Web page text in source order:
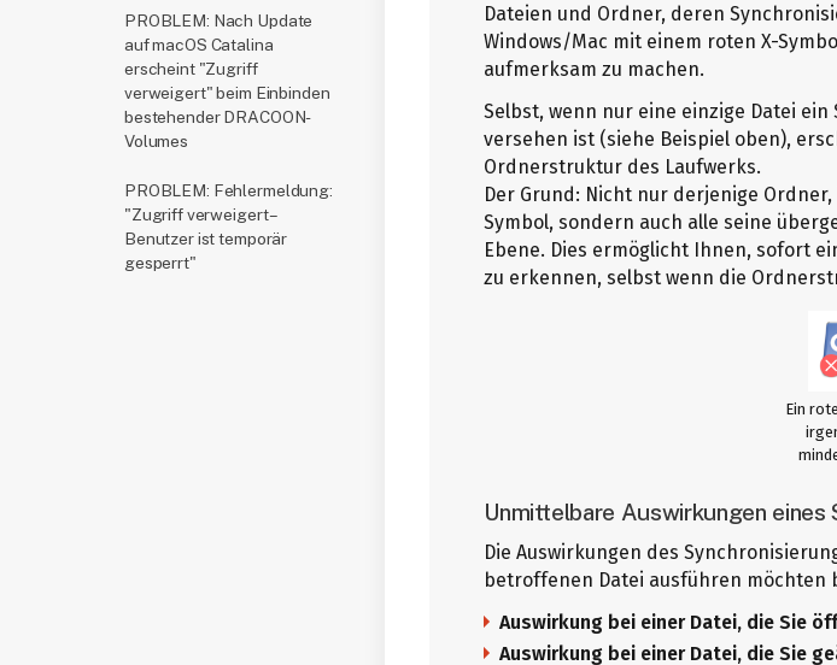
PROBLEM: Nach Update
auf macOS Catalina
erscheint "Zugriff
verweigert" beim Einbinden
bestehender DRACOON-
Volumes
PROBLEM: Fehlermeldung:
"Zugriff verweigert –
Benutzer ist temporär
gesperrt"
Dateien und Ordner, deren
Windows/Mac mit einem roten X-
aufmerksam zu machen.
Selbst, wenn nur eine einzige Datei
versehen ist (siehe Beispiel oben),
Ordnerstruktur des Laufwerks.
Der Grund: Nicht nur derjenige
Symbol, sondern auch alle seine
Ebene. Dies ermöglicht Ihnen, sofort
zu erkennen, selbst wenn die
Ein
Unmittelbare Auswirkungen eines
Die Auswirkungen des
betroffenen Datei ausführen möchten
Auswirkung bei einer Datei, die Sie
Auswirkung bei einer Datei, die Sie